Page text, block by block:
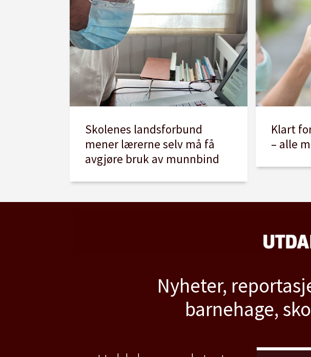
Skolenes landsforbund
mener lærerne selv må få
avgjøre bruk av munnbind
Klart
– alle
Nyheter,
barnehage,